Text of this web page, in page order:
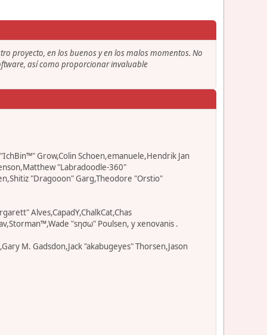
proyecto, en los buenos y en los malos momentos. No
así como proporcionar invaluable
Grow,Colin Schoen,emanuele,Hendrik Jan
"Labradoodle-360"
"Dragooon" Garg,Theodore "Orstio"
Alves,CapadY,ChalkCat,Chas
"sησω" Poulsen, y xenovanis .
M. Gadsdon,Jack "akabugeyes" Thorsen,Jason